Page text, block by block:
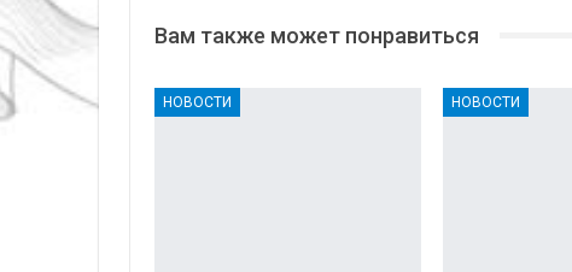
Вам также может понравиться
НОВОСТИ НОВОСТИ